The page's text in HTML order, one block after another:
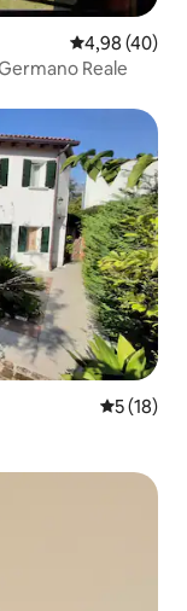
Priemerné
4,98 (40)
Reale
5 (18)